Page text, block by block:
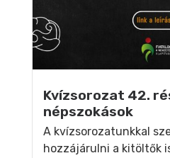
Kvízsorozat 42.
népszokások
A kvízsorozatunkkal
hozzájárulni a kitöltők